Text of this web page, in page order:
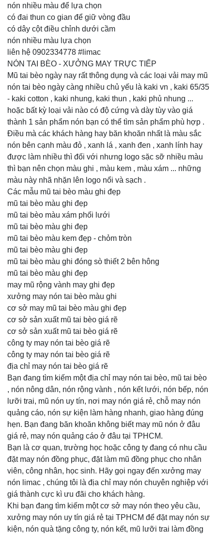
nón nhiều màu để lựa chọn
có đai thun co gian để giữ vòng đầu
có dây cột điều chỉnh dưới cầm
nón nhiều màu lựa chọn
liên hệ 0902334778 #limac
NÓN TAI BÈO - XƯỞNG MAY TRỰC TIẾP
Mũ tai bèo ngày nay rất thông dụng và các loại vải may mũ
nón tai bèo ngày càng nhiều chủ yếu là kaki vn , kaki 65/35
- kaki cotton , kaki nhung, kaki thun , kaki phủ nhung ...
hoặc bất kỳ loại vải nào có độ cứng và dày tùy vào giá
thành 1 sản phẩm nón bạn có thể tìm sản phẩm phù hợp .
Điều mà các khách hàng hay băn khoăn nhất là màu sắc
nón bên cạnh màu đỏ , xanh lá , xanh đen , xanh lính hay
được làm nhiều thì đối với nhưng logo sặc sỡ nhiều màu
thì bạn nên chọn màu ghi , màu kem , màu xám ... những
màu này nhã nhặn lên logo nổi và sạch .
Các mẫu mũ tai bèo màu ghi đẹp
mũ tai bèo màu ghi đẹp
mũ tai bèo màu xám phối lưới
mũ tai bèo màu ghi đẹp
mũ tai bèo màu kem đẹp - chỏm tròn
mũ tai bèo màu ghi đẹp
mũ tai bèo màu ghi đóng sò thiết 2 bên hông
mũ tai bèo màu ghi đẹp
may mũ rộng vành may ghi đẹp
xưởng may nón tai bèo màu ghi
cơ sở may mũ tai bèo màu ghi đẹp
cơ sở sản xuất mũ tai bèo giá rẽ
cơ sở sản xuất mũ tai bèo giá rẽ
công ty may nón tai bèo giá rẽ
công ty may nón tai bèo giá rẽ
địa chỉ may nón tai bèo giá rẽ
Bạn đang tìm kiếm một địa chỉ may nón tai bèo, mũ tai bèo
, nón nông dân, nón rộng vành , nón kết lưới, nón bếp, nón
lưỡi trai, mũ nón uy tín, nơi may nón giá rẻ, chỗ may nón
quảng cáo, nón sự kiện làm hàng nhanh, giao hàng đúng
hẹn. Bạn đang băn khoăn không biết may mũ nón ở đâu
giá rẻ, may nón quảng cáo ở đâu tại TPHCM.
Bạn là cơ quan, trường học hoặc công ty đang có nhu cầu
đặt may nón đồng phục, đặt làm mũ đồng phục cho nhân
viên, công nhân, học sinh. Hãy gọi ngay đến xưởng may
nón limac , chúng tôi là địa chỉ may nón chuyên nghiệp với
giá thành cực kì ưu đãi cho khách hàng.
Khi bạn đang tìm kiếm một cơ sở may nón theo yêu cầu,
xưởng may nón uy tín giá rẻ tại TPHCM để đặt may nón sự
kiện, nón quà tặng công ty, nón kết, mũ lưỡi trai làm đồng